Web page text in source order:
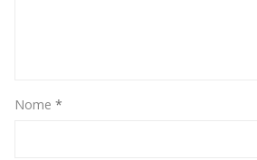
Nome *